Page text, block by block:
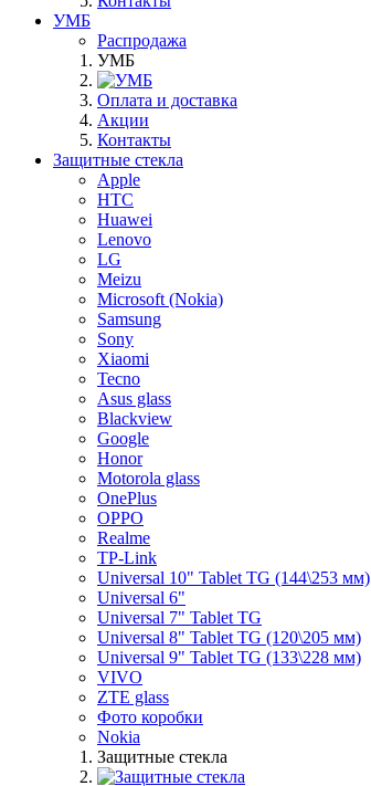
УМБ
Распродажа
УМБ
Оплата и доставка
Акции
Контакты
Защитные стекла
Apple
HTC
Huawei
Lenovo
LG
Meizu
Microsoft (Nokia)
Samsung
Sony
Xiaomi
Tecno
Asus glass
Blackview
Google
Honor
Motorola glass
OnePlus
OPPO
Realme
TP-Link
Universal 10" Tablet TG (144\253 мм)
Universal 6"
Universal 7" Tablet TG
Universal 8" Tablet TG (120\205 мм)
Universal 9" Tablet TG (133\228 мм)
VIVO
ZTE glass
Фото коробки
Nokia
Защитные стекла